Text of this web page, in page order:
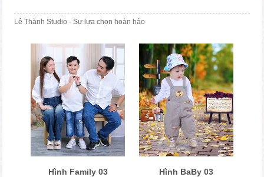
Lê Thành Studio - Sự lựa chọn hoàn hảo
Hình Family 03 Hình BaBy 03